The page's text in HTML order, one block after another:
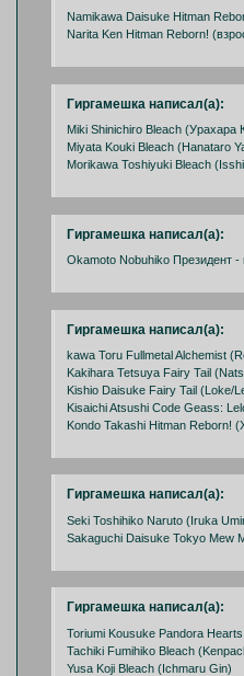
Namikawa Daisuke Hitman
Narita Ken Hitman Reborn!
Гиргамешка написал(а):
Miki Shinichiro Bleach (Урахара
Miyata Kouki Bleach (Hanatarо
Morikawa Toshiyuki Bleach
Гиргамешка написал(а):
Okamoto Nobuhiko Президент
Гиргамешка написал(а):
kawa Toru Fullmetal Alchemist
Kakihara Tetsuya Fairy Tail
Kishio Daisuke Fairy Tail (Loke/
Kisaichi Atsushi Code Geass:
Kondo Takashi Hitman Reborn!
Гиргамешка написал(а):
Seki Toshihiko Naruto (Iruka
Sakaguchi Daisuke Tokyo Mew
Гиргамешка написал(а):
Toriumi Kousuke Pandora
Tachiki Fumihiko Bleach
Yusa Koji Bleach (Ichmaru Gin)